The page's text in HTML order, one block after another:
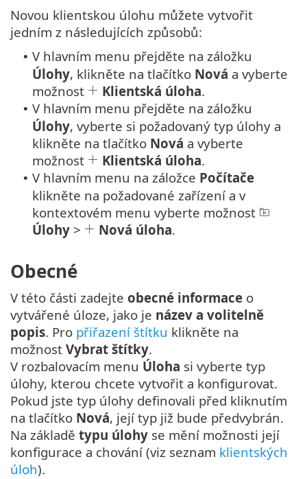
Novou klientskou úlohu můžete vytvořit
jedním z následujících způsobů:
• V hlavním menu přejděte na záložku
Úlohy, klikněte na tlačítko Nová a vyberte
možnost
Klientská úloha.
• V hlavním menu přejděte na záložku
Úlohy, vyberte si požadovaný typ úlohy a
klikněte na tlačítko Nová a vyberte
možnost
Klientská úloha.
• V hlavním menu na záložce Počítače
klikněte na požadované zařízení a v
kontextovém menu vyberte možnost
Úlohy > Nová úloha.
Obecné
V této části zadejte obecné informace o
vytvářené úloze, jako je název a volitelně
popis. Pro přiřazení štítku klikněte na
možnost Vybrat štítky.
V rozbalovacím menu Úloha si vyberte typ
úlohy, kterou chcete vytvořit a konfigurovat.
Pokud jste typ úlohy definovali před kliknutím
na tlačítko Nová, její typ již bude předvybrán.
Na základě typu úlohy se mění možnosti její
konfigurace a chování (viz seznam klientských
úloh).